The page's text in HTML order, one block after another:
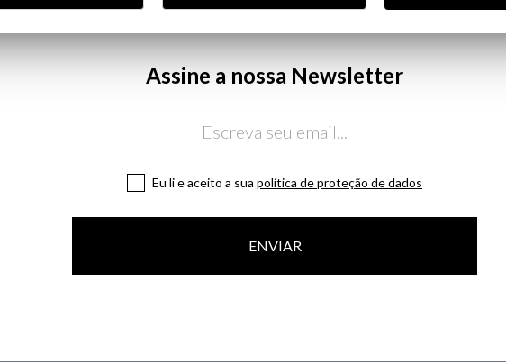
Assine a nossa Newsletter
Eu li e aceito a sua política de proteção de dados
ENVIAR